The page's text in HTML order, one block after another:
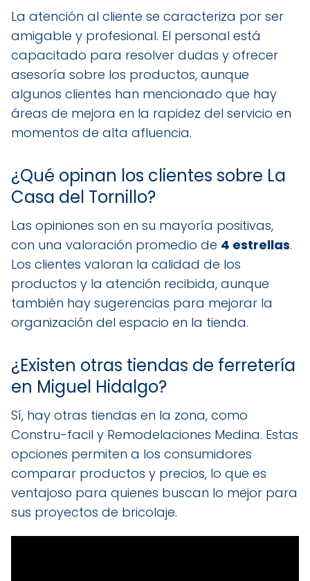
La atención al cliente se caracteriza por ser
amigable y profesional. El personal está
capacitado para resolver dudas y ofrecer
asesoría sobre los productos, aunque
algunos clientes han mencionado que hay
áreas de mejora en la rapidez del servicio en
momentos de alta afluencia.
¿Qué opinan los clientes sobre La
Casa del Tornillo?
Las opiniones son en su mayoría positivas,
con una valoración promedio de 4 estrellas.
Los clientes valoran la calidad de los
productos y la atención recibida, aunque
también hay sugerencias para mejorar la
organización del espacio en la tienda.
¿Existen otras tiendas de ferretería
en Miguel Hidalgo?
Sí, hay otras tiendas en la zona, como
Constru-facil y Remodelaciones Medina. Estas
opciones permiten a los consumidores
comparar productos y precios, lo que es
ventajoso para quienes buscan lo mejor para
sus proyectos de bricolaje.